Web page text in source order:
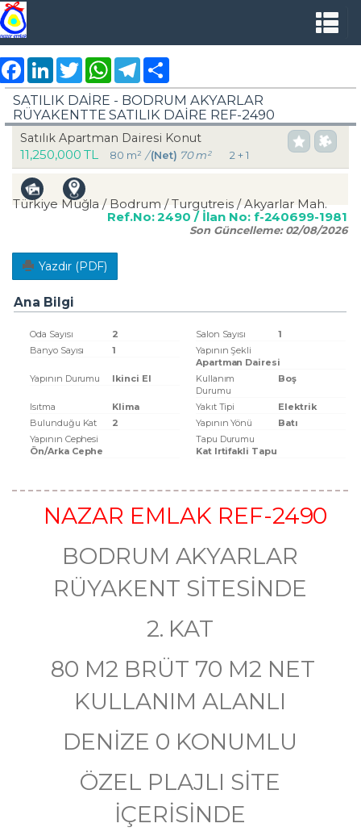
FacebookLinkedInTwitter WhatsAppTelegram
SATILIK DAİRE - BODRUM AKYARLAR
RÜYAKENTTE SATILIK DAİRE REF-2490
Satılık Apartman Dairesi Konut
11,250,000 TL 80 m² /(Net) 70 m² 2 + 1
Türkiye Muğla / Bodrum / Turgutreis / Akyarlar Mah.
Ref.No:2490 / İlan No: f-240699-1981
Son Güncelleme:02/08/2026
Yazdır (PDF)
Ana Bilgi
Oda Sayısı 2 Salon Sayısı
1
Banyo Sayısı
1
Yapının Şekli
Apartman Dairesi
Yapının Durumu
Ikinci El
Kullanım
Durumu
Boş
Isıtma Klima Yakıt Tipi
Elektrik
Bulunduğu Kat
2 Yapının Yönü
Batı
Yapının Cephesi
Ön/Arka Cephe
Tapu Durumu
Kat Irtifakli Tapu
NAZAR EMLAK REF-2490
BODRUM AKYARLAR
RÜYAKENT SİTESİNDE
2. KAT
80 M2 BRÜT 70 M2 NET
KULLANIM ALANLI
DENİZE 0 KONUMLU
ÖZEL PLAJLI SİTE
İÇERİSİNDE